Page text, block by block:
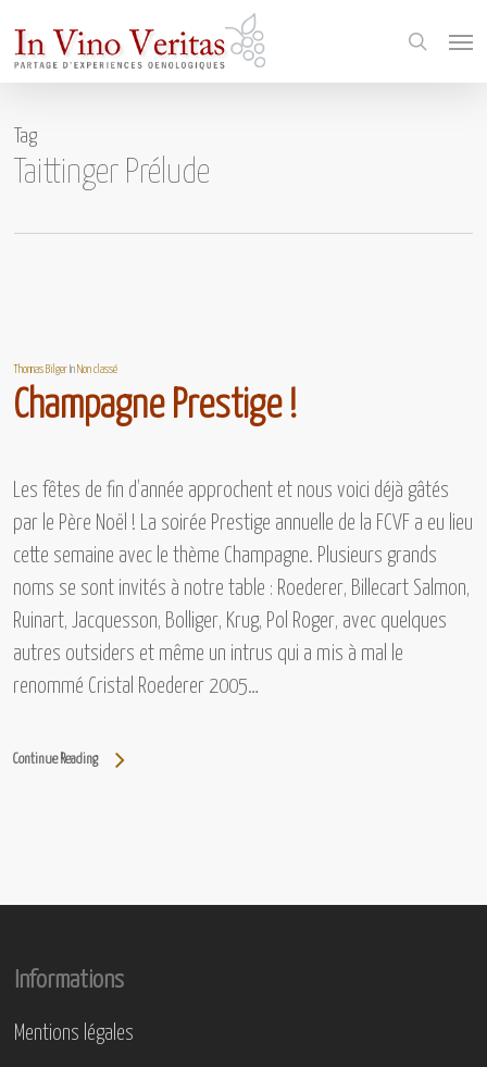
main
search
Tag
Taittinger Prélude
Thomas Bilger InNon classé
Champagne Prestige !
Les fêtes de fin d’année approchent et nous voici déjà gâtés
par le Père Noël ! La soirée Prestige annuelle de la FCVF a eu lieu
cette semaine avec le thème Champagne. Plusieurs grands
noms se sont invités à notre table : Roederer, Billecart Salmon,
Ruinart, Jacquesson, Bolliger, Krug, Pol Roger, avec quelques
autres outsiders et même un intrus qui a mis à mal le
renommé Cristal Roederer 2005…
Continue Reading
Informations
Mentions légales